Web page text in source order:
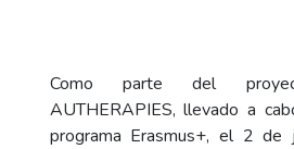
Como parte del
AUTHERAPIES, llevado a
programa Erasmus+, el 2